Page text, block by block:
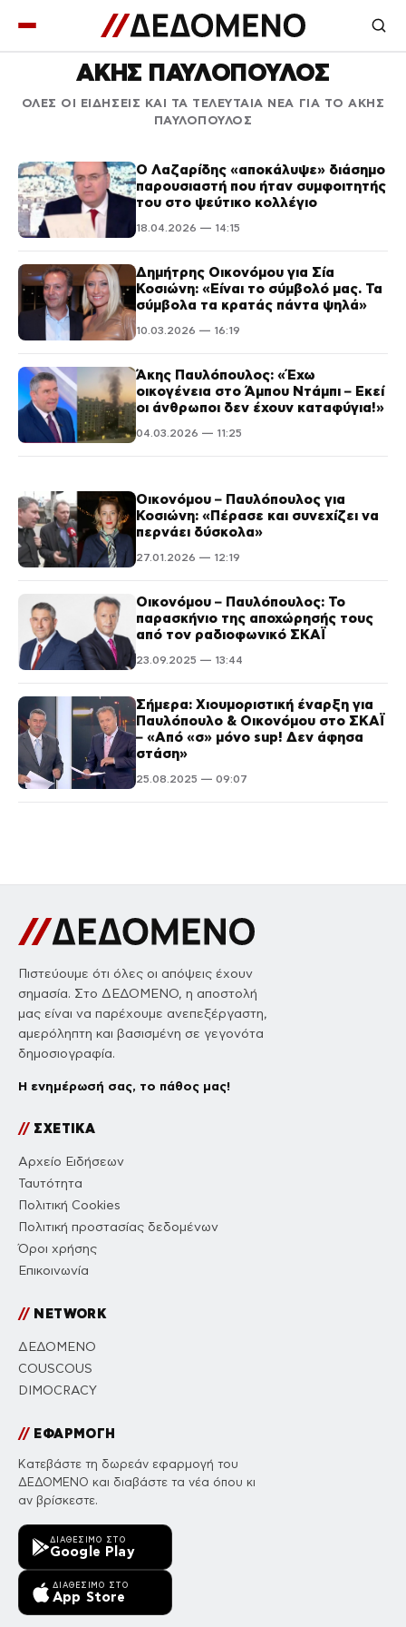
ΑΚΗΣ ΠΑΥΛΟΠΟΥΛΟΣ
ΟΛΕΣ ΟΙ ΕΙΔΗΣΕΙΣ ΚΑΙ ΤΑ ΤΕΛΕΥΤΑΙΑ ΝΕΑ ΓΙΑ ΤΟ ΑΚΗΣ
ΠΑΥΛΟΠΟΥΛΟΣ
Ο Λαζαρίδης «αποκάλυψε» διάσημο
παρουσιαστή που ήταν συμφοιτητής
του στο ψεύτικο κολλέγιο
18.04.2026 — 14:15
Δημήτρης Οικονόμου για Σία
Κοσιώνη: «Είναι το σύμβολό μας. Τα
σύμβολα τα κρατάς πάντα ψηλά»
10.03.2026 — 16:19
Άκης Παυλόπουλος: «Έχω
οικογένεια στο Άμπου Ντάμπι – Εκεί
οι άνθρωποι δεν έχουν καταφύγια!»
04.03.2026 — 11:25
Οικονόμου – Παυλόπουλος για
Κοσιώνη: «Πέρασε και συνεχίζει να
περνάει δύσκολα»
27.01.2026 — 12:19
Οικονόμου – Παυλόπουλος: Το
παρασκήνιο της αποχώρησής τους
από τον ραδιοφωνικό ΣΚΑΪ
23.09.2025 — 13:44
Σήμερα: Χιουμοριστική έναρξη για
Παυλόπουλο & Οικονόμου στο ΣΚΑΪ
– «Από «σ» μόνο sup! Δεν άφησα
στάση»
25.08.2025 — 09:07
Πιστεύουμε ότι όλες οι απόψεις έχουν
σημασία. Στο ΔΕΔΟΜΕΝΟ, η αποστολή
μας είναι να παρέχουμε ανεπεξέργαστη,
αμερόληπτη και βασισμένη σε γεγονότα
δημοσιογραφία.
Η ενημέρωσή σας, το πάθος μας!
//ΣΧΕΤΙΚΑ
Αρχείο Ειδήσεων
Ταυτότητα
Πολιτική Cookies
Πολιτική προστασίας δεδομένων
Όροι χρήσης
Επικοινωνία
//NETWORK
ΔΕΔΟΜΕΝΟ
COUSCOUS
DIMOCRACY
//ΕΦΑΡΜΟΓΗ
Κατεβάστε τη δωρεάν εφαρμογή του
ΔΕΔΟΜΕΝΟ και διαβάστε τα νέα όπου κι
αν βρίσκεστε.
ΔΙΑΘΈΣΙΜΟ ΣΤΟ
Google Play
ΔΙΑΘΈΣΙΜΟ ΣΤΟ
App Store